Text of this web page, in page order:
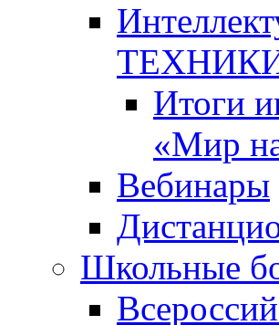
Итоги
«Мир
Вебинары
Школьные